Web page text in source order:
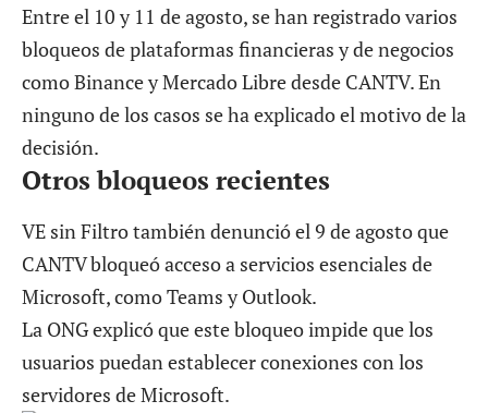
Entre el 10 y 11 de agosto, se han registrado varios
bloqueos de plataformas financieras y de negocios
comoBinance y Mercado Libredesde CANTV. En
ninguno de los casos se ha explicado el motivo de la
decisión.
Otros bloqueos recientes
VE sin Filtro también denunció el 9 de agosto que
CANTVbloqueó acceso a servicios esenciales de
Microsoft,como Teams y Outlook.
La ONG explicó que este bloqueo impide que los
usuarios puedan establecer conexiones con los
servidores de Microsoft.